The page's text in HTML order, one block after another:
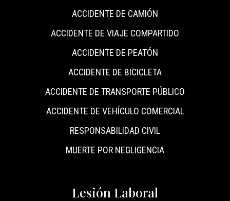
ACCIDENTE DE CAMIÓN
ACCIDENTE DE VIAJE COMPARTIDO
ACCIDENTE DE PEATÓN
ACCIDENTE DE BICICLETA
ACCIDENTE DE TRANSPORTE PÚBLICO
ACCIDENTE DE VEHÍCULO COMERCIAL
RESPONSABILIDAD CIVIL
MUERTE POR NEGLIGENCIA
Lesión Laboral